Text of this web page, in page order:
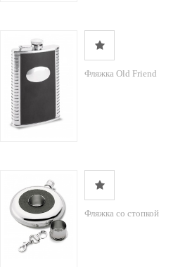
Фляжка Old Friend
Фляжка со стопкой